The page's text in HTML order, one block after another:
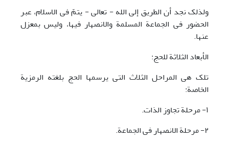
ولذلک نجد أن الطریق إلی الله - تعالی - یتمّ فی الاسلام، عبر
الحضور فی الجماعة المسلمة والانصهار فیها، ولیس بمعزل
عنها.
الأبعاد الثلاثة للحج:
تلک هی المراحل الثلاث التی یرسمها الحج بلغته الرمزیة
الخاصة:
١- مرحلة تجاوز الذات.
٢- مرحلة الانصهار فی الجماعة.